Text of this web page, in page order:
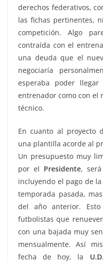
derechos federativos,
las fichas pertinentes,
competición. Algo
contraída con el
una deuda que el
negociaría
esperaba poder
entrenador como con el
técnico.
En cuanto al proyecto
una plantilla acorde al
Un presupuesto muy
por el Presidente,
incluyendo el pago de
temporada pasada,
del año anterior.
futbolistas que
con una bajada muy
mensualmente. Así
fecha de hoy, la